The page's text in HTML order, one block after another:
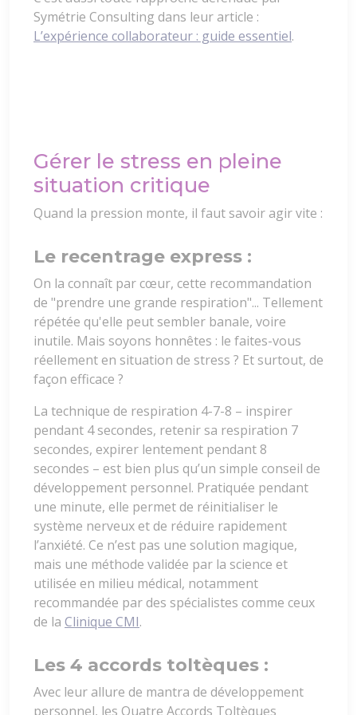
Symétrie Consulting dans leur article :
L’expérience collaborateur : guide essentiel.
Gérer le stress en pleine
situation critique
Quand la pression monte, il faut savoir agir vite :
Le recentrage express :
On la connaît par cœur, cette recommandation
de "prendre une grande respiration"... Tellement
répétée qu'elle peut sembler banale, voire
inutile. Mais soyons honnêtes : le faites-vous
réellement en situation de stress ? Et surtout, de
façon efficace ?
La technique de respiration 4-7-8 – inspirer
pendant 4 secondes, retenir sa respiration 7
secondes, expirer lentement pendant 8
secondes – est bien plus qu’un simple conseil de
développement personnel. Pratiquée pendant
une minute, elle permet de réinitialiser le
système nerveux et de réduire rapidement
l’anxiété. Ce n’est pas une solution magique,
mais une méthode validée par la science et
utilisée en milieu médical, notamment
recommandée par des spécialistes comme ceux
de la Clinique CMI.
Les 4 accords toltèques :
Avec leur allure de mantra de développement
personnel, les Quatre Accords Toltèques